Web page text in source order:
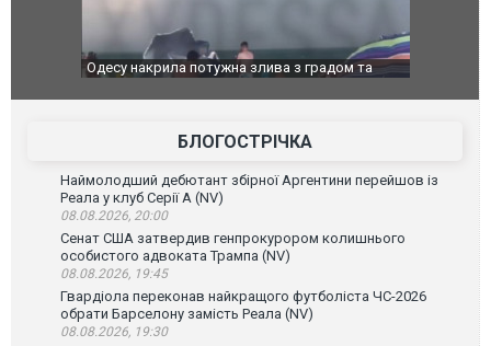
Вже вивели на тести: Ferrari готує оновлення
позашляховика Purosangue. ВІДЕО
Вийшов
фільму
БЛОГОСТРІЧКА
Наймолодший дебютант збірної Аргентини перейшов із
Реала у клуб Серії А (NV)
08.08.2026, 20:00
Сенат США затвердив генпрокурором колишнього
особистого адвоката Трампа (NV)
08.08.2026, 19:45
Гвардіола переконав найкращого футболіста ЧС-2026
обрати Барселону замість Реала (NV)
08.08.2026, 19:30